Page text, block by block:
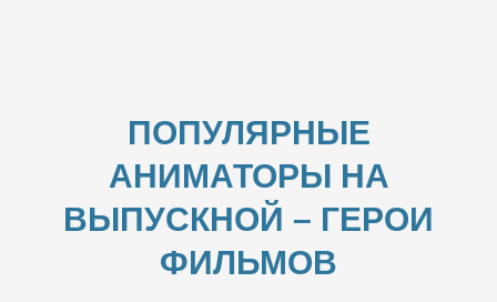
ПОПУЛЯРНЫЕ
АНИМАТОРЫ НА
ВЫПУСКНОЙ – ГЕРОИ
ФИЛЬМОВ